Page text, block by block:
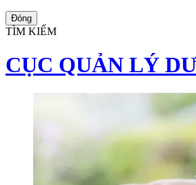
Đóng
TÌM KIẾM
CỤC QUẢN LÝ